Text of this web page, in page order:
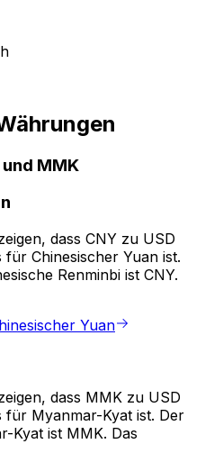
MMK
dass CNY zu USD
Chinesischer Yuan ist.
Renminbi ist CNY.
Yuan
dass MMK zu USD
für Myanmar-Kyat ist. Der
Kyat ist MMK. Das